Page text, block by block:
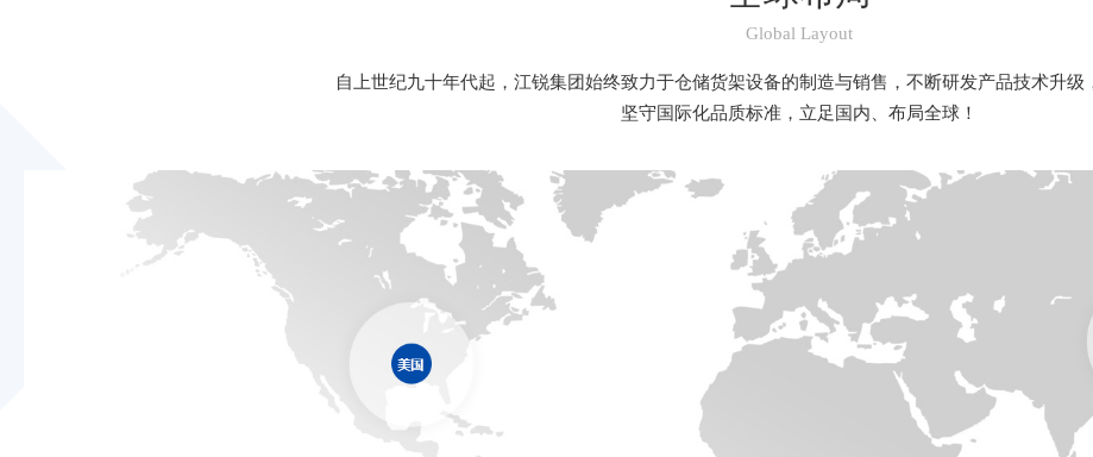
Global Layout
自上世纪九十年代起，江锐集团始终致力于仓储货架设备的制造与销售，不断研发产品技术升级
坚守国际化品质标准，立足国内、布局全球！